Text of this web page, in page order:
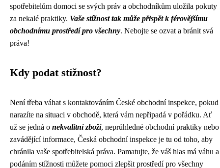
spotřebitelům domoci se svých práv a obchodníkům uložila pokuty
za nekalé praktiky. Vaše stížnost tak může přispět k férovějšímu
obchodnímu prostředí pro všechny. Nebojte se ozvat a bránit svá
práva!
Kdy podat stížnost?
Není třeba váhat s kontaktováním České obchodní inspekce, pokud
narazíte na situaci v obchodě, která vám nepřipadá v pořádku. Ať
už se jedná o nekvalitní zboží, neprůhledné obchodní praktiky nebo
zavádějící informace, Česká obchodní inspekce je tu od toho, aby
chránila vaše spotřebitelská práva. Pamatujte, že váš hlas má váhu a
podáním stížnosti můžete pomoci zlepšit prostředí pro všechny